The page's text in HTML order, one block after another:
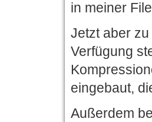
in meiner
Jetzt aber
Verfügung
eingebaut,
Außerdem